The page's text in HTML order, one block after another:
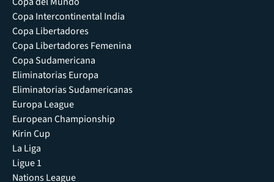
Copa Intercontinental India
Copa Libertadores
Copa Libertadores Femenina
Copa Sudamericana
Eliminatorias Europa
Eliminatorias Sudamericanas
Europa League
European Championship
Kirin Cup
La Liga
Ligue 1
Nations League